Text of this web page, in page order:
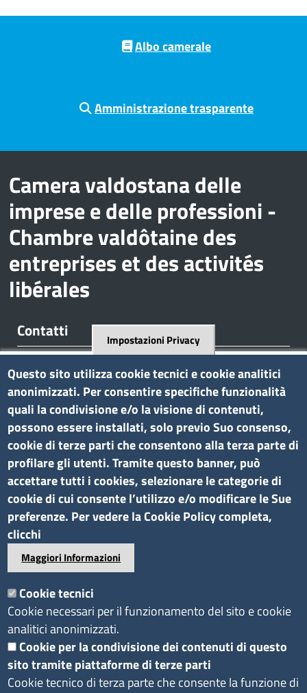
Albo camerale
Amministrazione trasparente
Camera valdostana delle
imprese e delle professioni -
Chambre valdôtaine des
entreprises et des activités
libérales
Contatti
tel. 0165 573001
P.I. 01079470074
C.F. 91046340070
Peccciaa.aosta@ao.legalmail.camcom.it
Amministrazione trasparente
Bandi di gara e contratti
Bilanci
Concorsi e selezioni
Procedimenti
Seguici su
Sito web
Impostazioni Privacy
Questo sito utilizza cookie tecnici e cookie analitici
anonimizzati. Per consentire specifiche funzionalità
quali la condivisione e/o la visione di contenuti,
possono essere installati, solo previo Suo consenso,
cookie di terze parti che consentono alla terza parte di
profilare gli utenti. Tramite questo banner, può
accettare tutti i cookies, selezionare le categorie di
cookie di cui consente l’utilizzo e/o modificare le Sue
preferenze. Per vedere la Cookie Policy completa,
clicchi
Maggiori Informazioni
Cookie tecnici
Cookie necessari per il funzionamento del sito e cookie
analitici anonimizzati.
Cookie per la condivisione dei contenuti di questo
sito tramite piattaforme di terze parti
Cookie tecnico di terza parte che consente la funzione di